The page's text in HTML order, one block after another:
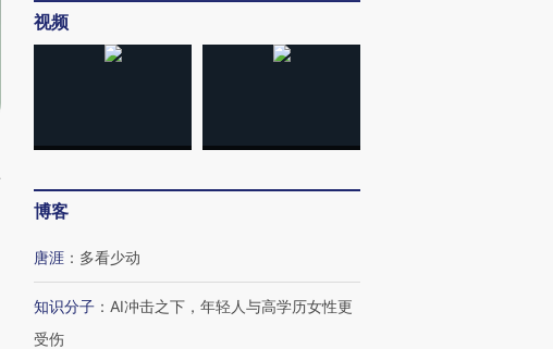
视频
博客
唐涯 ： 多看少动
知识分子 ： AI冲击之下，年轻人与高学历女性更
受伤